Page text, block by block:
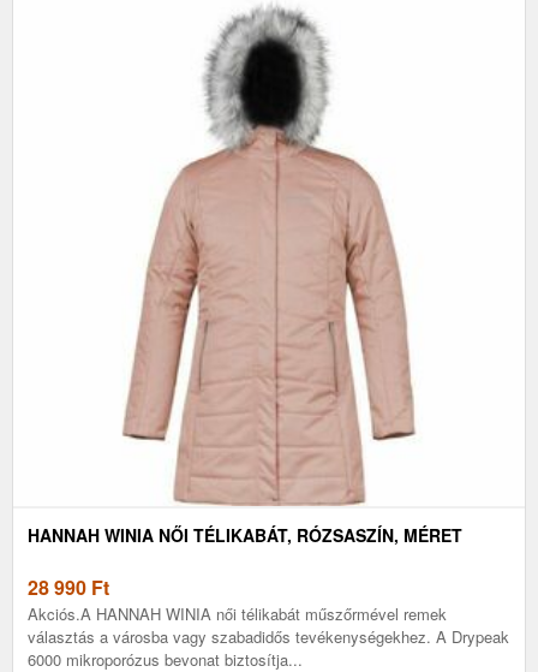
HANNAH WINIA NŐI TÉLIKABÁT, RÓZSASZÍN, MÉRET
28 990 Ft
Akciós.A HANNAH WINIA női télikabát műszőrmével remek
választás a városba vagy szabadidős tevékenységekhez. A Drypeak
6000 mikroporózus bevonat biztosítja...